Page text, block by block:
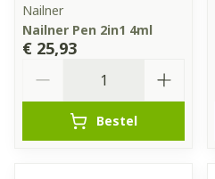
Nailner
Nailner Pen 2in1 4ml
€ 25,93
Bestel